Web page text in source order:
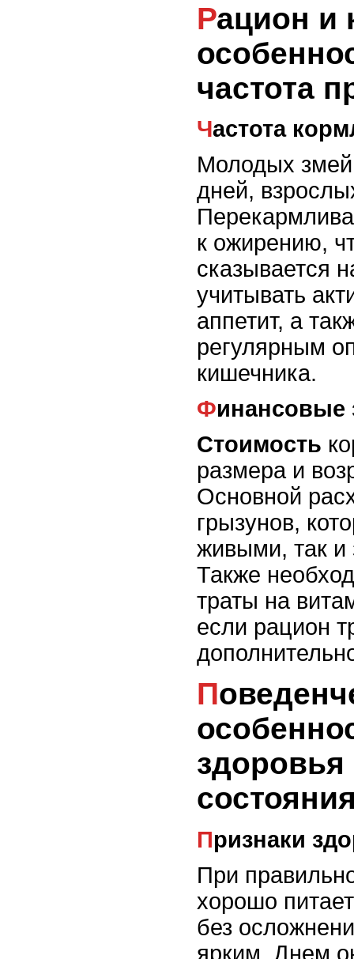
Рацион и кормление:
частота
Частота
Молодых змей
дней,
к ожирению,
сказывается
учитывать
аппетит, а
регулярным
кишечника.
Финансовые
Стоимость
размера и
Основной
грызунов,
живыми, так
Также
траты на
если рацион
Поведенческие
Признаки
При
хорошо
без
ярким. Днем